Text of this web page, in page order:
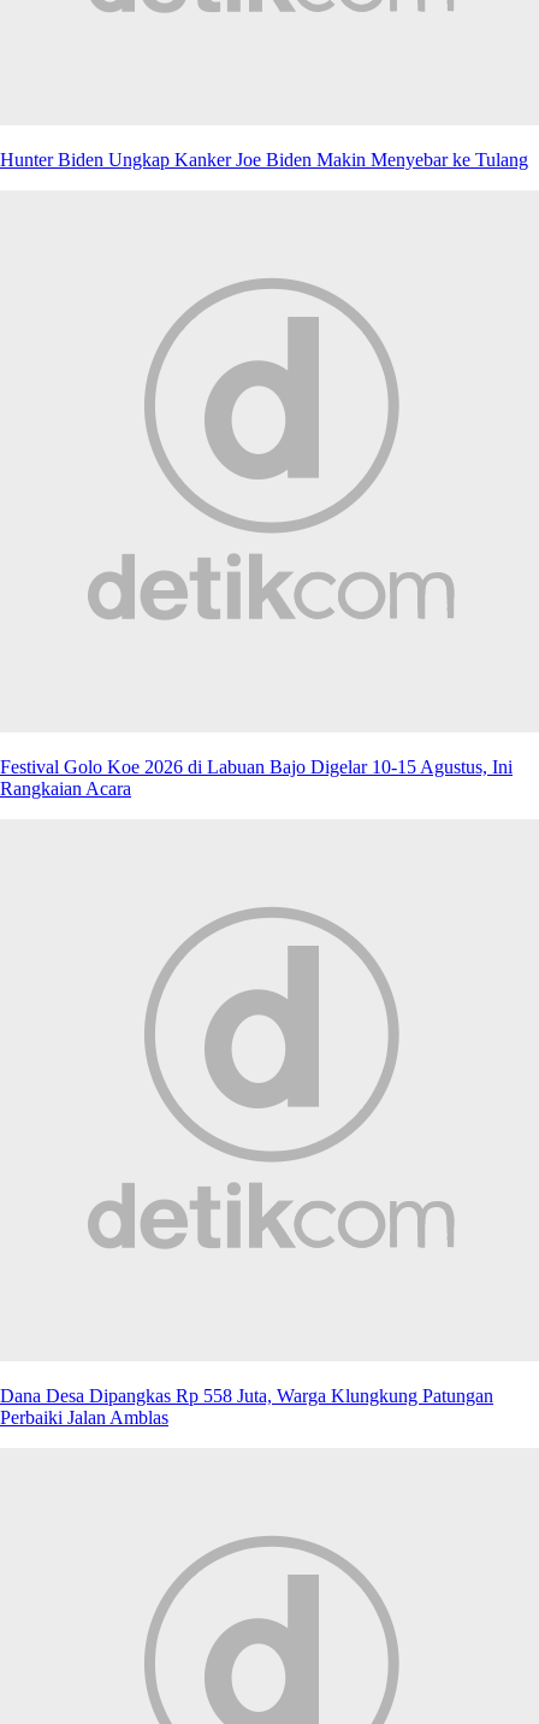
Hunter Biden Ungkap Kanker Joe Biden Makin Menyebar ke Tulang
Festival Golo Koe 2026 di Labuan Bajo Digelar 10-15 Agustus, Ini
Rangkaian Acara
Dana Desa Dipangkas Rp 558 Juta, Warga Klungkung Patungan
Perbaiki Jalan Amblas